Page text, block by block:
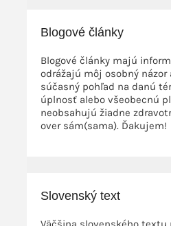
Blogové články
Blogové články majú
odrážajú môj osobný
súčasný pohľad na danú
úplnosť alebo všeobecnú
neobsahujú žiadne
over sám(sama). Ďakujem!
Slovenský text